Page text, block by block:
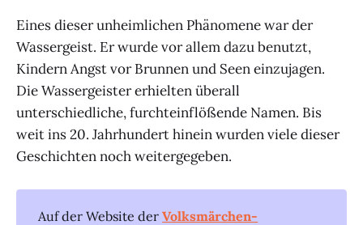
Eines dieser unheimlichen Phänomene war der
Wassergeist. Er wurde vor allem dazu benutzt,
Kindern Angst vor Brunnen und Seen einzujagen.
Die Wassergeister erhielten überall
unterschiedliche, furchteinflößende Namen. Bis
weit ins 20. Jahrhundert hinein wurden viele dieser
Geschichten noch weitergegeben.
Auf der Website derVolksmärchen-